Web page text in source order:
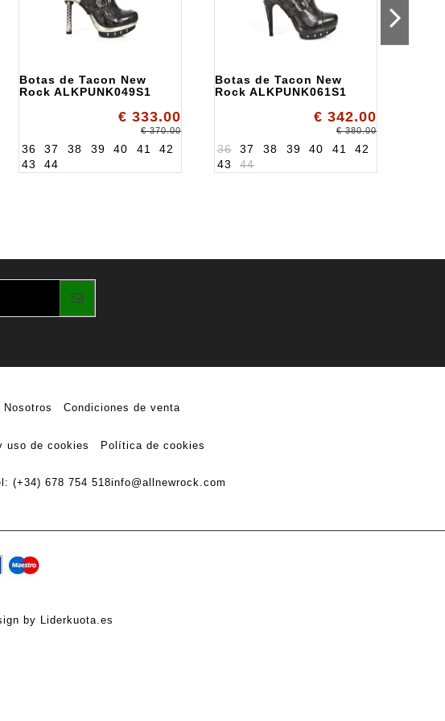
Botas de Tacon New
Rock ALKPUNK049S1
€ 333.00
€ 370.00
36 37 38 39 40 41
42
43
44
Botas de Tacon New
Rock ALKPUNK061S1
€ 342.00
€ 380.00
36 37 38 39 40 41
42
43
44
Nosotros Condiciones de venta
uso de cookies Política de cookies
(+34) 678 754 518info@allnewrock.com
by Liderkuota.es